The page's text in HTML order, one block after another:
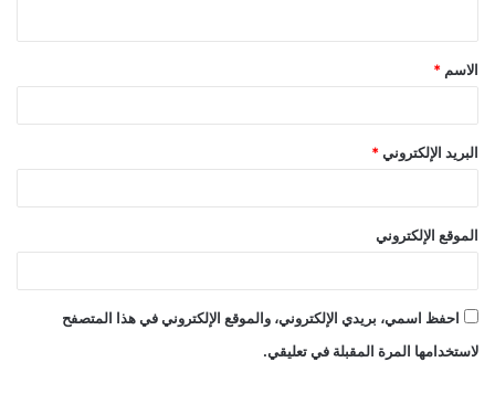
ق
*
الاسم *
البريد الإلكتروني *
الموقع الإلكتروني
احفظ اسمي، بريدي الإلكتروني، والموقع الإلكتروني في هذا المتصفح
لاستخدامها المرة المقبلة في تعليقي.